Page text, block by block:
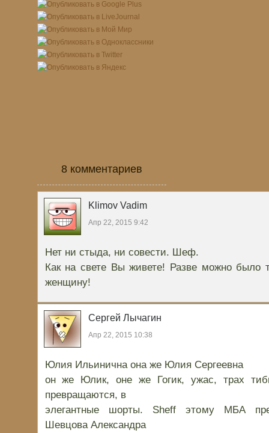
8 комментариев
Klimov Vadim
Апр 22, 2015 9:42
Нет ни стыда, ни совести. Шеф.
Как на свете Вы живете! Разве можно было
женщину!
Сергей Лычагин
Апр 22, 2015 10:38
Юлия Ильинична она же Юлия Сергеевна
он же Юлик, оне же Гогик, ужас, трах
превращаются, в
элегантные шорты. Sheff этому МБА
Шевцова Александра